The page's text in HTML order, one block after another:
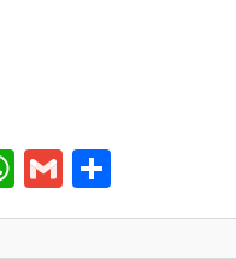
WhatsApp
Gmail